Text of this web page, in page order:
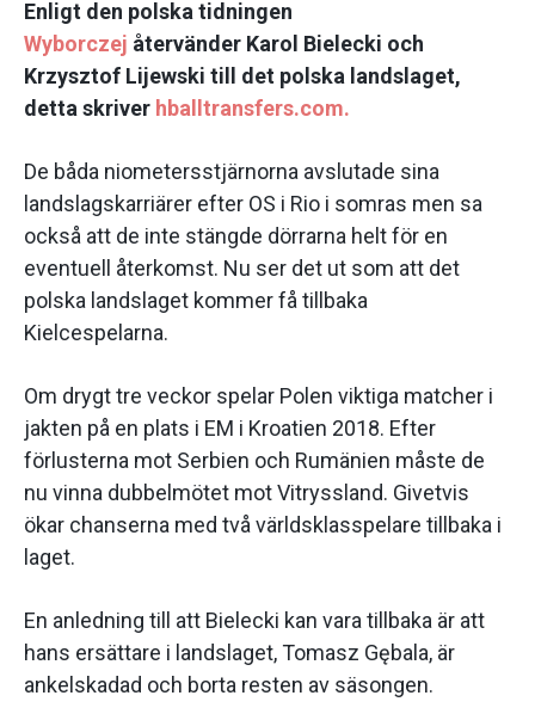
Enligt den polska tidningen
Wyborczej återvänder Karol Bielecki och
Krzysztof Lijewski till det polska landslaget,
detta skriver hballtransfers.com.
De båda niometersstjärnorna avslutade sina
landslagskarriärer efter OS i Rio i somras men sa
också att de inte stängde dörrarna helt för en
eventuell återkomst. Nu ser det ut som att det
polska landslaget kommer få tillbaka
Kielcespelarna.
Om drygt tre veckor spelar Polen viktiga matcher i
jakten på en plats i EM i Kroatien 2018. Efter
förlusterna mot Serbien och Rumänien måste de
nu vinna dubbelmötet mot Vitryssland. Givetvis
ökar chanserna med två världsklasspelare tillbaka i
laget.
En anledning till att Bielecki kan vara tillbaka är att
hans ersättare i landslaget, Tomasz Gębala, är
ankelskadad och borta resten av säsongen.